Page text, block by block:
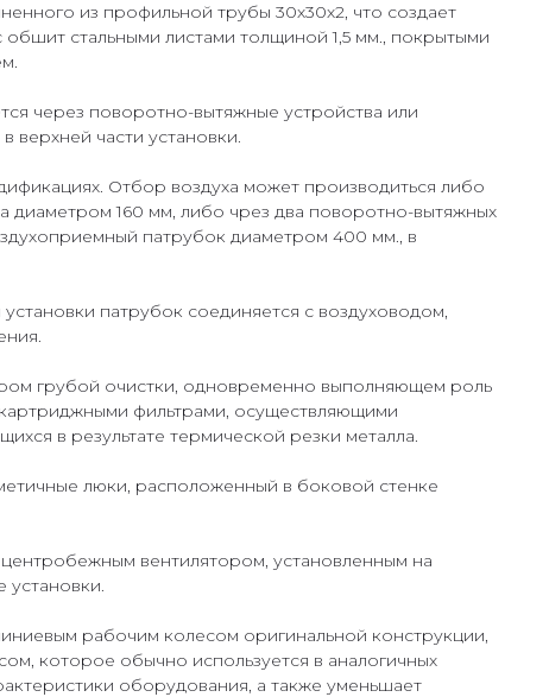
из профильной трубы 30х30х2, что создает
стальными листами толщиной 1,5 мм., покрытыми
через поворотно-вытяжные устройства или
части установки.
Отбор воздуха может производиться либо
диаметром 160 мм, либо чрез два поворотно-вытяжных
патрубок диаметром 400 мм., в
патрубок соединяется с воздуховодом,
грубой очистки, одновременно выполняющем роль
фильтрами, осуществляющими
в результате термической резки металла.
люки, расположенный в боковой стенке
вентилятором, установленным на
рабочим колесом оригинальной конструкции,
которое обычно используется в аналогичных
оборудования, а также уменьшает